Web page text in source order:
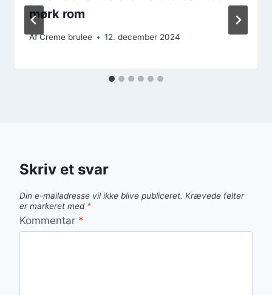
mørk rom
AfCreme brulee 12. december 2024
Skriv et svar
Din e-mailadresse vil ikke blive publiceret. Krævede felter
er markeret med *
Kommentar *